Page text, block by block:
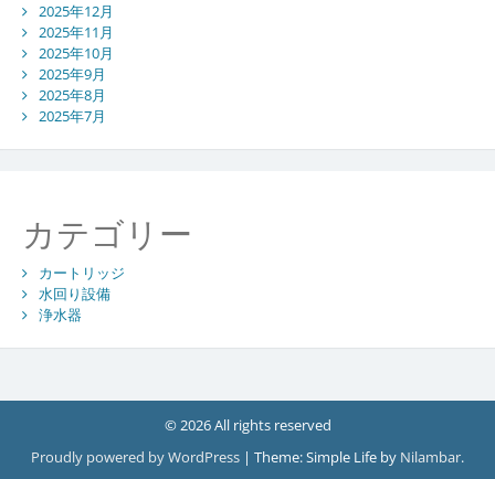
2025年12月
2025年11月
2025年10月
2025年9月
2025年8月
2025年7月
カテゴリー
カートリッジ
水回り設備
浄水器
© 2026 All rights reserved
Proudly powered by WordPress | Theme: Simple Life by Nilambar.